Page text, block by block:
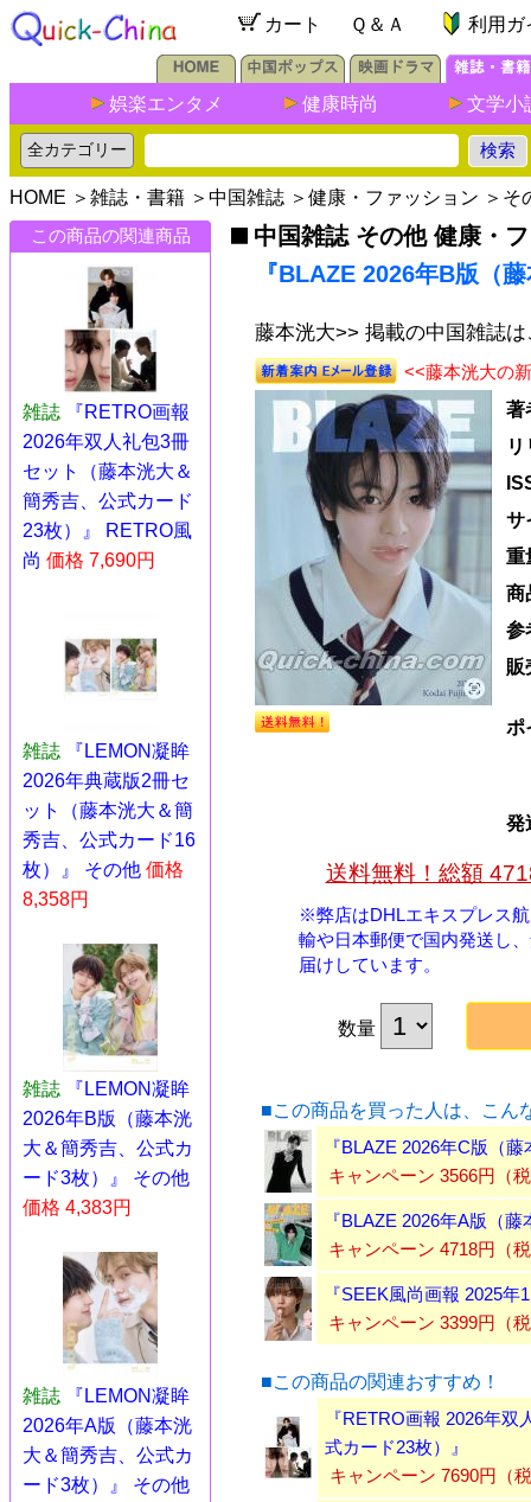
カート Ｑ＆Ａ 利用ガ
娯楽エンタメ 健康時尚 文学小
HOME ＞ 雑誌・書籍 ＞ 中国雑誌 ＞ 健康・ファッション ＞ そ
この商品の関連商品
雑誌
『RETRO画報
2026年双人礼包3冊
セット（藤本洸大＆
簡秀吉、公式カード
23枚）』 RETRO風
尚 価格 7,690円
雑誌
『LEMON凝眸
2026年典蔵版2冊セ
ット（藤本洸大＆簡
秀吉、公式カード16
枚）』 その他 価格
8,358円
雑誌
『LEMON凝眸
2026年B版（藤本洸
大＆簡秀吉、公式カ
ード3枚）』 その他
価格 4,383円
雑誌
『LEMON凝眸
2026年A版（藤本洸
大＆簡秀吉、公式カ
ード3枚）』 その他
中国雑誌 その他 健康・
『BLAZE 2026年B版（
藤本洸大>> 掲載の中国雑誌
<<藤本洸大の
著
サ
重
商
参
販
ポ
発
送料無料！総額
※弊店はDHLエキスプレス
輸や日本郵便で国内発送し
届けしています。
数量
■この商品を買った人は、こん
『BLAZE 2026年C版（
キャンペーン 3566円（
『BLAZE 2026年A版（
キャンペーン 4718円（
『SEEK風尚画報 2025
キャンペーン 3399円（
■この商品の関連おすすめ！
『RETRO画報 2026年
式カード23枚）』
キャンペーン 7690円（